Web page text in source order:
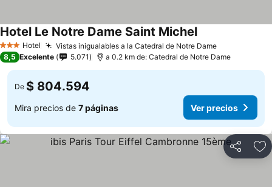
3 Estrellas
Hotel Vistas inigualables a la Catedral de Notre DameVer precios
Hotel Le Notre Dame Saint MichelVer precios
8,5 Excelente 5.071 a 0.2 km de: Catedral de Notre Dame
De $ 804.594
Mira precios de 7 páginas Ver precios
Compartir